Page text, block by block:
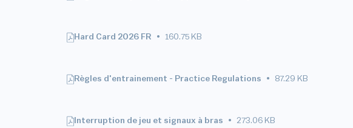
Hard Card 2026 FR 160.75 KB
Règles d'entrainement - Practice Regulations 87.29 KB
Interruption de jeu et signaux à bras 273.06 KB